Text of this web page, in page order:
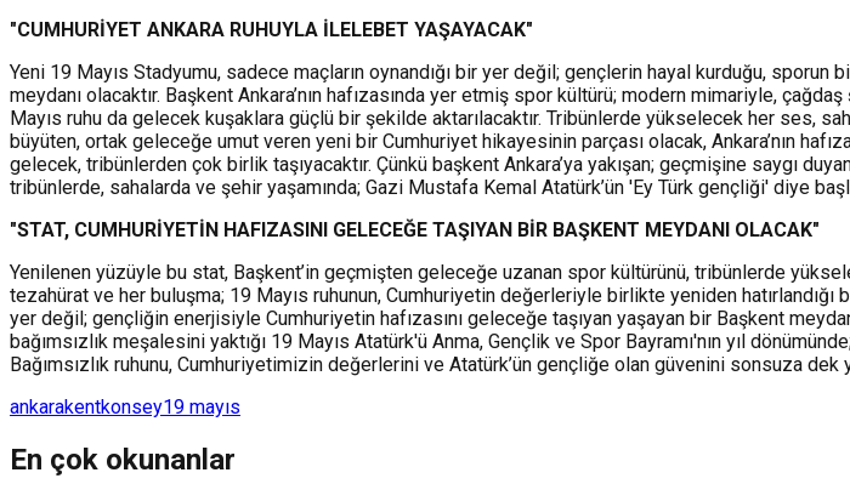
"CUMHURİYET ANKARA RUHUYLA İLELEBET YAŞAYACAK"
Yeni 19 Mayıs Stadyumu, sadece maçların oynandığı bir yer değil; gençlerin hayal kurduğu,
meydanı olacaktır. Başkent Ankara’nın hafızasında yer etmiş spor kültürü; modern mimariyle,
Mayıs ruhu da gelecek kuşaklara güçlü bir şekilde aktarılacaktır. Tribünlerde yükselecek her ses,
büyüten, ortak geleceğe umut veren yeni bir Cumhuriyet hikayesinin parçası olacak, Ankara’nın
gelecek, tribünlerden çok birlik taşıyacaktır. Çünkü başkent Ankara’ya yakışan; geçmişine saygı
tribünlerde, sahalarda ve şehir yaşamında; Gazi Mustafa Kemal Atatürk’ün 'Ey Türk gençliği' diye
"STAT, CUMHURİYETİN HAFIZASINI GELECEĞE TAŞIYAN BİR BAŞKENT MEYDANI OLACAK"
Yenilenen yüzüyle bu stat, Başkent’in geçmişten geleceğe uzanan spor kültürünü, tribünlerde
tezahürat ve her buluşma; 19 Mayıs ruhunun, Cumhuriyetin değerleriyle birlikte yeniden hatırlandığı
yer değil; gençliğin enerjisiyle Cumhuriyetin hafızasını geleceğe taşıyan yaşayan bir Başkent
bağımsızlık meşalesini yaktığı 19 Mayıs Atatürk'ü Anma, Gençlik ve Spor Bayramı'nın yıl
Bağımsızlık ruhunu, Cumhuriyetimizin değerlerini ve Atatürk’ün gençliğe olan güvenini sonsuza dek
ankarakentkonsey19 mayıs
En çok okunanlar